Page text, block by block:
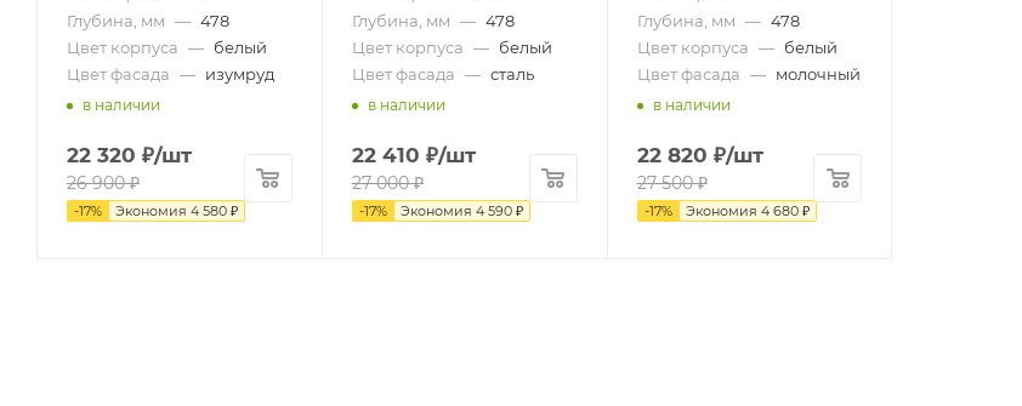
Глубина, мм — 478
Цвет корпуса — белый
Цвет фасада — изумруд
в наличии
22 320 ₽/шт
26 900₽
-17% Экономия 4 580 ₽
Глубина, мм — 478
Цвет корпуса — белый
Цвет фасада — сталь
в наличии
22 410 ₽/шт
27 000₽
-17% Экономия 4 590₽
Глубина, мм — 478
Цвет корпуса — белый
Цвет фасада — молочный
в наличии
22 820 ₽/шт
27 500₽
-17% Экономия 4 680₽